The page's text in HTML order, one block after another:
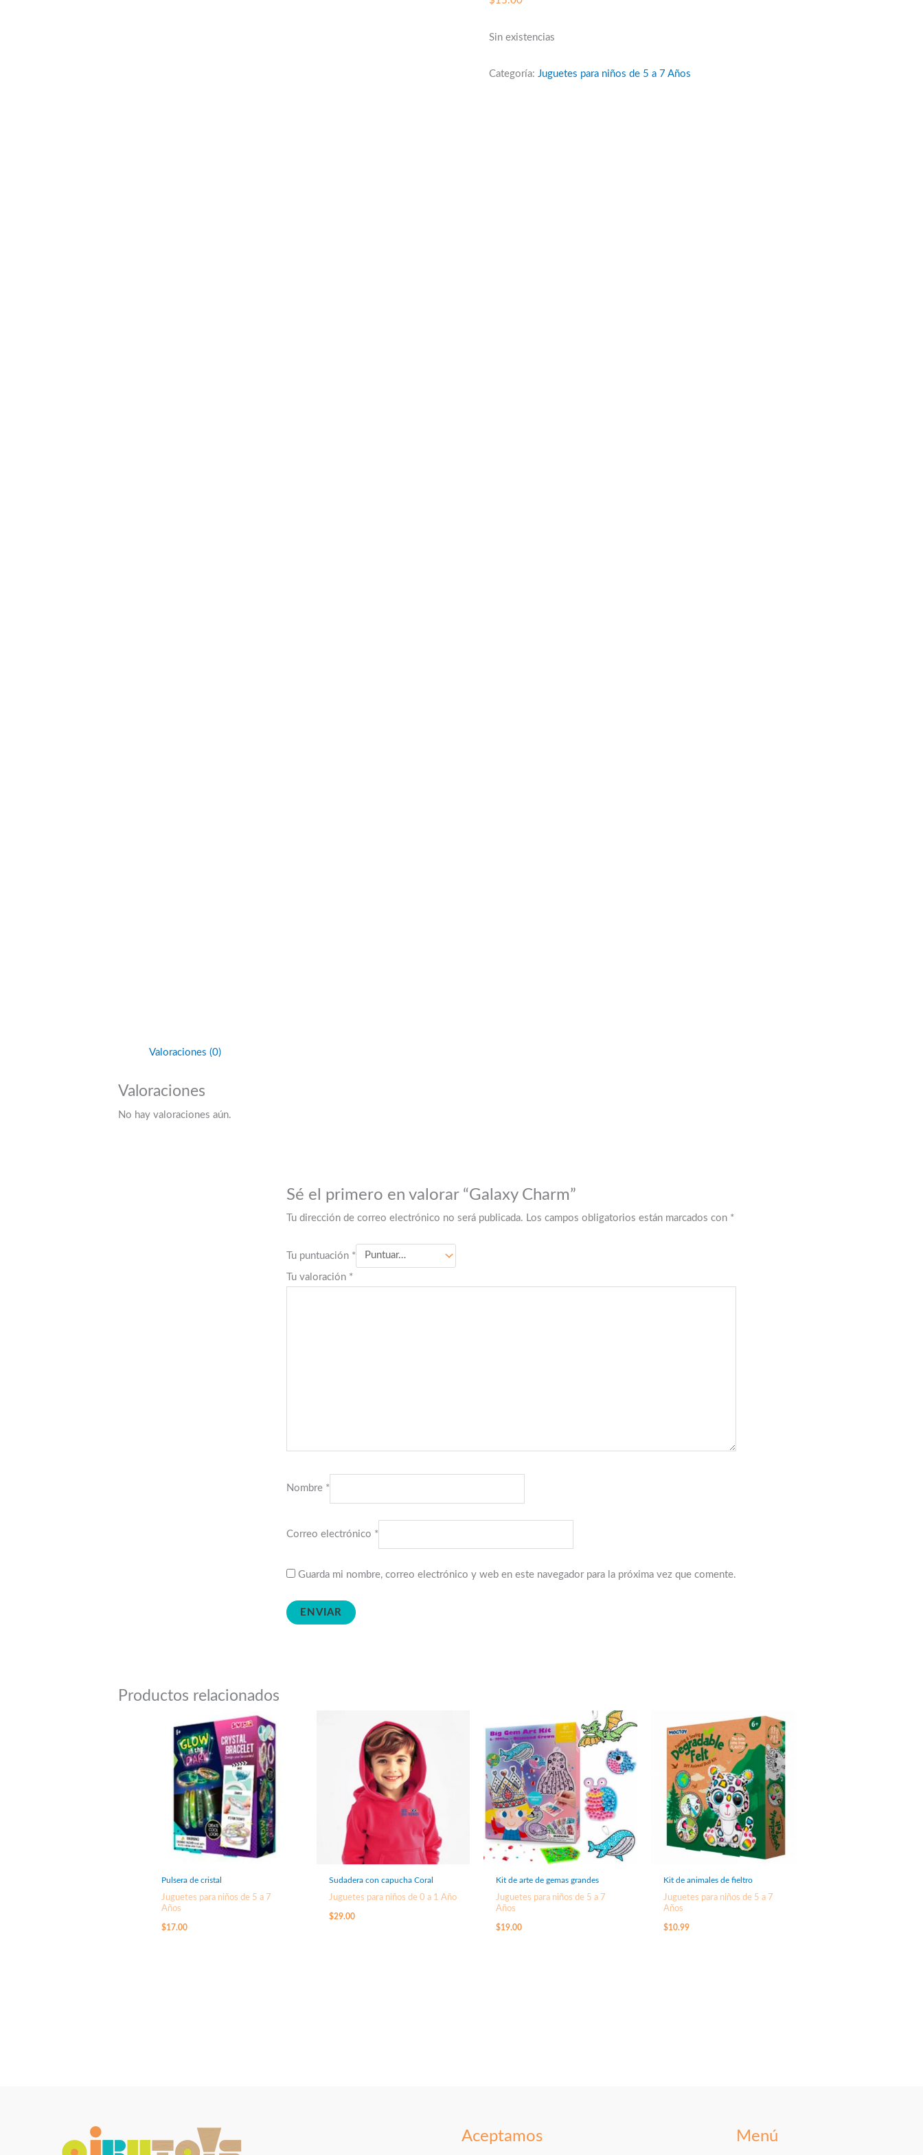
Sin existencias
Categoría: Juguetes para niños de 5 a 7 Años
Valoraciones (0)
Valoraciones
No hay valoraciones aún.
Sé el primero en valorar “Galaxy Charm”
Tu dirección de correo electrónico no será publicada. Los campos obligatorios están marcados con *
Tu puntuación *
Tu valoración *
Nombre *
Correo electrónico *
Guarda mi nombre, correo electrónico y web en este navegador para la próxima vez que comente.
Productos relacionados
Pulsera de cristal
Juguetes para niños de 5 a 7
Años
$17.00
Sudadera con capucha Coral
Juguetes para niños de 0 a 1 Año
$29.00
Kit de arte de gemas grandes
Juguetes para niños de 5 a 7
Años
$19.00
Kit de animales de fieltro
Juguetes para niños de 5 a 7
Años
$10.99
Aceptamos Menú